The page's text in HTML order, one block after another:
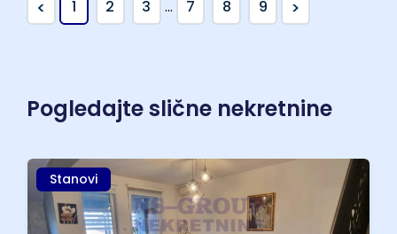
< 1 2 3 ... 7 8 9 >
Pogledajte slične nekretnine
Stanovi